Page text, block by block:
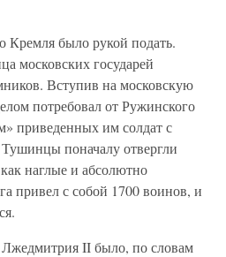
Кремля было рукой подать.
московских государей
Вступив на московскую
потребовал от Ружинского
приведенных им солдат с
поначалу отвергли
наглые и абсолютно
привел с собой 1700 воинов, и
Лжедмитрия II было, по словам